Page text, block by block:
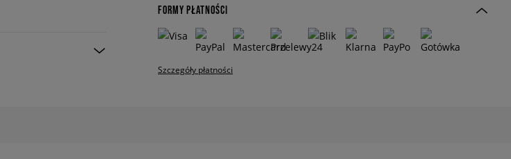
FORMY PŁATNOŚCI
Szczegóły płatności